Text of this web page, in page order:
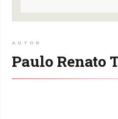
AUTOR
Paulo Renato